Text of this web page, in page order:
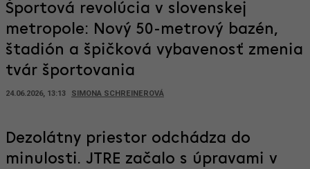
Športová revolúcia v slovenskej
metropole: Nový 50-metrový bazén,
štadión a špičková vybavenosť zmenia
tvár športovania
24.06.2026, 13:13 SIMONA SCHREINEROVÁ
Dezolátny priestor odchádza do
minulosti. JTRE začalo s úpravami v